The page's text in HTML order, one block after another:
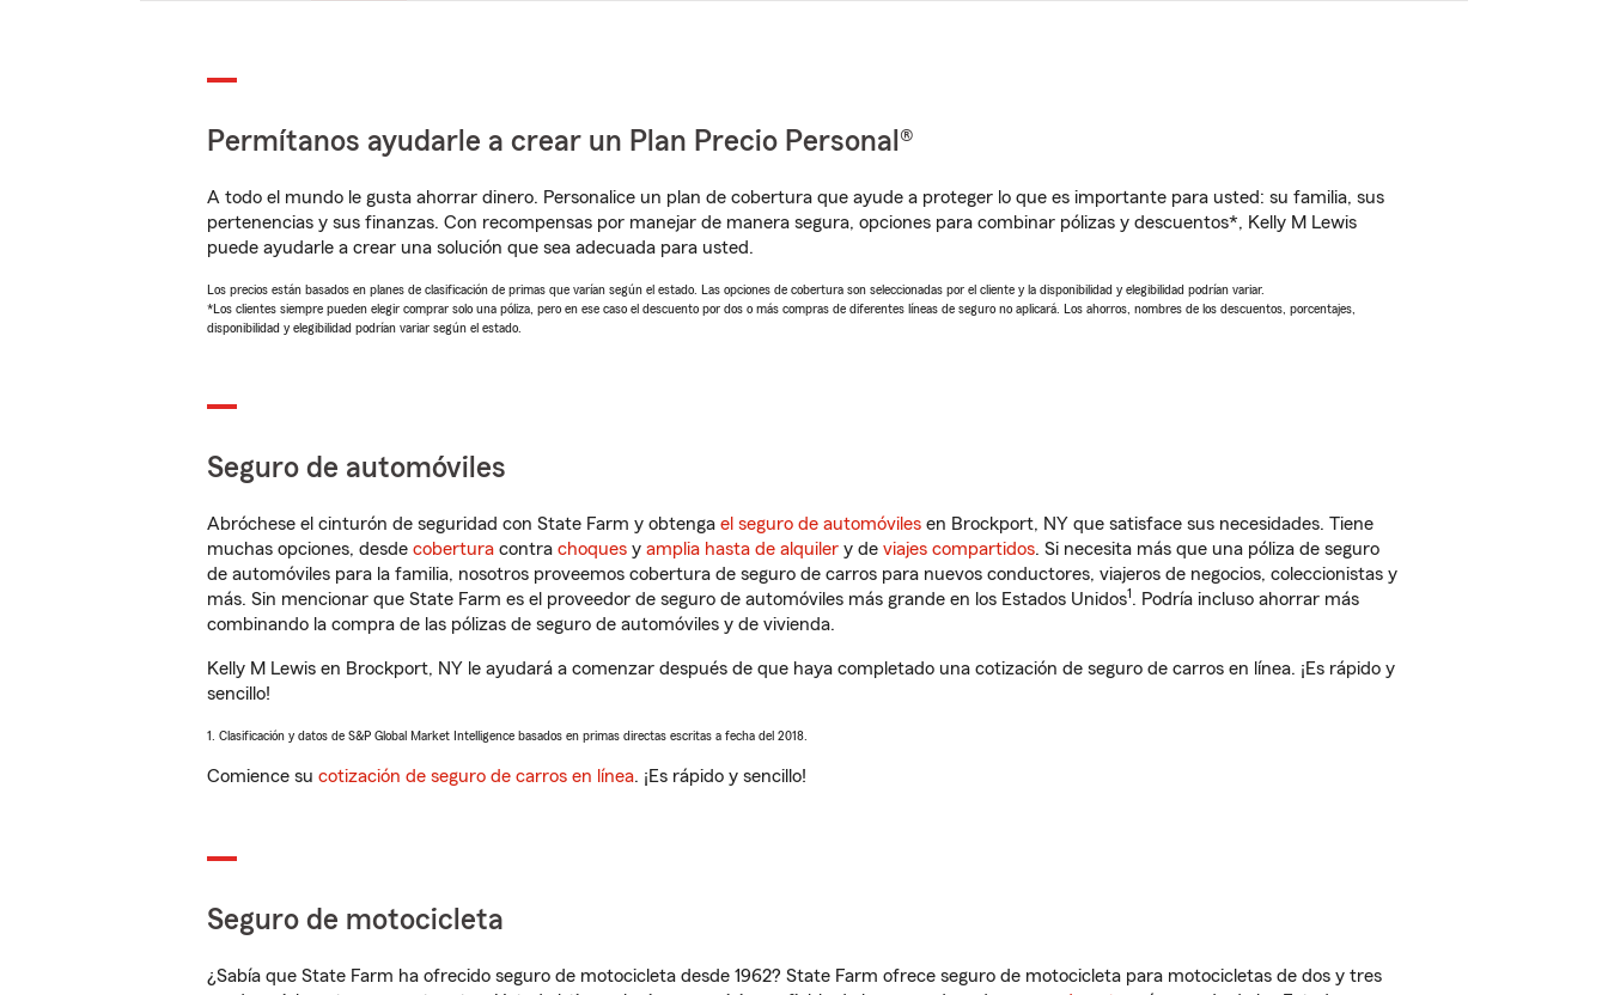
Permítanos ayudarle a crear un Plan Precio Personal®
A todo el mundo le gusta ahorrar dinero. Personalice un plan de cobertura que ayude a proteger lo que es importante para usted: su familia, sus
pertenencias y sus finanzas. Con recompensas por manejar de manera segura, opciones para combinar pólizas y descuentos*, Kelly M Lewis
puede ayudarle a crear una solución que sea adecuada para usted.
Los precios están basados en planes de clasificación de primas que varían según el estado. Las opciones de cobertura son seleccionadas por el cliente y la disponibilidad y elegibilidad podrían variar.
*Los clientes siempre pueden elegir comprar solo una póliza, pero en ese caso el descuento por dos o más compras de diferentes líneas de seguro no aplicará. Los ahorros, nombres de los descuentos, porcentajes,
disponibilidad y elegibilidad podrían variar según el estado.
Seguro de automóviles
Abróchese el cinturón de seguridad con State Farm y obtenga el seguro de automóviles en Brockport, NY que satisface sus necesidades. Tiene
muchas opciones, desde cobertura contra choques y amplia hasta de alquiler y de viajes compartidos. Si necesita más que una póliza de seguro
de automóviles para la familia, nosotros proveemos cobertura de seguro de carros para nuevos conductores, viajeros de negocios, coleccionistas y
más. Sin mencionar que State Farm es el proveedor de seguro de automóviles más grande en los Estados Unidos1. Podría incluso ahorrar más
combinando la compra de las pólizas de seguro de automóviles y de vivienda.
Kelly M Lewis en Brockport, NY le ayudará a comenzar después de que haya completado una cotización de seguro de carros en línea. ¡Es rápido y
sencillo!
1. Clasificación y datos de S&P Global Market Intelligence basados en primas directas escritas a fecha del 2018.
Comience su cotización de seguro de carros en línea. ¡Es rápido y sencillo!
Seguro de motocicleta
¿Sabía que State Farm ha ofrecido seguro de motocicleta desde 1962? State Farm ofrece seguro de motocicleta para motocicletas de dos y tres